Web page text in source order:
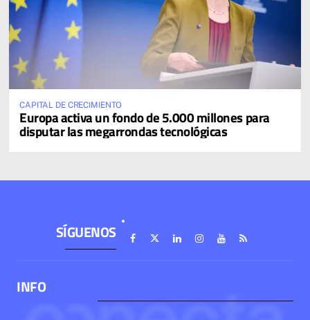
CAPITAL DE CRECIMIENTO
Europa activa un fondo de 5.000 millones para
disputar las megarrondas tecnológicas
SÍGUENOS
INFO